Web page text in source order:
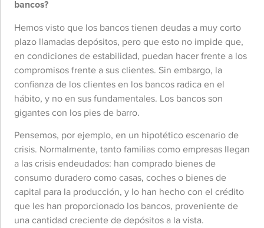
bancos?
Hemos visto que los bancos tienen deudas a muy corto
plazo llamadas depósitos, pero que esto no impide que,
en condiciones de estabilidad, puedan hacer frente a los
compromisos frente a sus clientes. Sin embargo, la
confianza de los clientes en los bancos radica en el
hábito, y no en sus fundamentales. Los bancos son
gigantes con los pies de barro.
Pensemos, por ejemplo, en un hipotético escenario de
crisis. Normalmente, tanto familias como empresas llegan
a las crisis endeudados: han comprado bienes de
consumo duradero como casas, coches o bienes de
capital para la producción, y lo han hecho con el crédito
que les han proporcionado los bancos, proveniente de
una cantidad creciente de depósitos a la vista.